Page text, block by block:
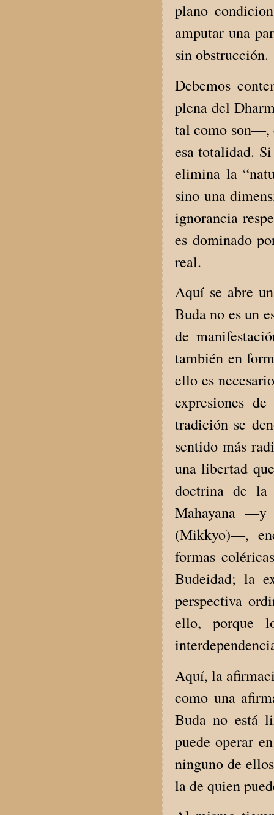
plano
amputar una
sin obstrucción.
Debemos
plena del
tal como son—,
esa totalidad.
elimina la
sino una
ignorancia
es dominado
real.
Aquí se abre
Buda no es un
de
también en
ello es
expresiones
tradición se
sentido más
una libertad
doctrina de la
Mahayana —y
(Mikkyo)—,
formas
Budeidad; la
perspectiva
ello, porque
Aquí, la
como una
Buda no está
puede operar
ninguno de
la de quien